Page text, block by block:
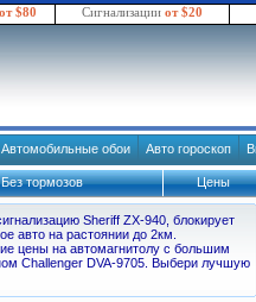
от $80 Сигнализации от $20
Автомобильные обои Авто гороскоп
Без тормозов Цены
Sheriff ZX-940, блокирует
авто на растоянии до 2км.
цены на автомагнитолу с большим
Challenger DVA-9705. Выбери лучшую